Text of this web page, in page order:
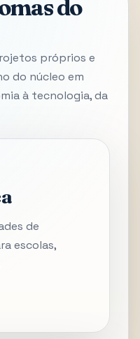
do
próprios e
do núcleo em
à tecnologia, da
de
escolas,